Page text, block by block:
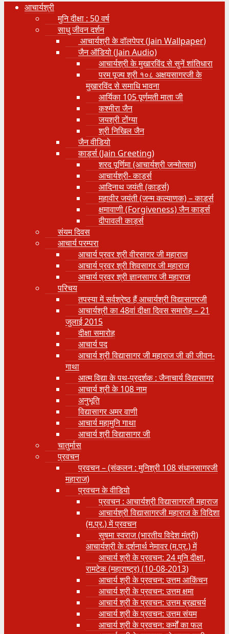
आचार्यश्री
मुनि दीक्षा : 50 वर्ष
साधु जीवन दर्शन
आचार्यश्री के वॉलपेपर (Jain Wallpaper)
जैन ऑडियो (Jain Audio)
आचार्यश्री के मुखारविंद से सुनें शांतिधारा
परम पूज्य श्री १०८ अक्षयसागरजी के
मुखारविंद से समाधि भावना
आर्यिका 105 पूर्णमती माता जी
कश्मीरा जैन
जयश्री टोंग्या
श्री निखिल जैन
जैन वीडियो
कार्ड्स (Jain Greeting)
शरद पूर्णिमा (आचार्यश्री जन्मोत्सव)
आचार्यश्री- कार्ड्स
आदिनाथ जयंती (कार्ड्स)
महावीर जयंती (जन्म कल्याणक) – कार्ड्स
क्षमावाणी (Forgiveness) जैन कार्ड्स
दीपावली कार्ड्स
संयम दिवस
आचार्य परम्परा
आचार्य प्रवर श्री वीरसागर जी महाराज
आचार्य प्रवर श्री शिवसागर जी महाराज
आचार्य प्रवर श्री ज्ञानसागर जी महाराज
परिचय
तपस्या में सर्वश्रेष्ठ हैं आचार्यश्री विद्यासागरजी
आचार्यश्री का 48वां दीक्षा दिवस समारोह – 21
जुलाई 2015
दीक्षा समारोह
आचार्य पद
आचार्य श्री विद्यासागर जी महाराज जी की जीवन-
गाथा
आत्म विद्या के पथ-प्रदर्शक : जैनाचार्य विद्यासागर
आचार्य श्री के 108 नाम
अनुभूति
विद्यासागर अमर वाणी
आचार्य महामुनि गाथा
आचार्य श्री विद्यासागर जी
चातुर्मास
प्रवचन
प्रवचन – (संकलन : मुनिश्री 108 संधानसागरजी
महाराज)
प्रवचन के वीडियो
प्रवचन : आचार्यश्री ‍विद्यासागरजी महाराज
आचार्यश्री विद्यासागरजी महाराज के विदिशा
(म.प्र.) में प्रवचन
सुषमा स्वराज (भारतीय विदेश मंत्री)
आचार्यश्री के दर्शनार्थ नेमावर (म.प्र.) में
आचार्य श्री के प्रवचन: 24 मुनि दीक्षा,
रामटेक (महाराष्ट्र) (10-08-2013)
आचार्य श्री के प्रवचन: उत्तम आकिंचन
आचार्य श्री के प्रवचन: उत्तम क्षमा
आचार्य श्री के प्रवचन: उत्तम ब्रह्मचर्य
आचार्य श्री के प्रवचन: उत्तम संयम
आचार्य श्री के प्रवचन: कर्मों का फल